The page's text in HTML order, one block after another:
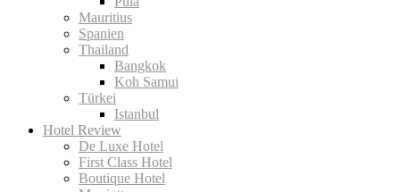
Mauritius
Spanien
Thailand
Bangkok
Koh Samui
Türkei
Istanbul
Hotel Review
De Luxe Hotel
First Class Hotel
Boutique Hotel